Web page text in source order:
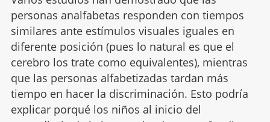
personas analfabetas responden con tiempos
similares ante estímulos visuales iguales en
diferente posición (pues lo natural es que el
cerebro los trate como equivalentes), mientras
que las personas alfabetizadas tardan más
tiempo en hacer la discriminación. Esto podría
explicar porqué los niños al inicio del